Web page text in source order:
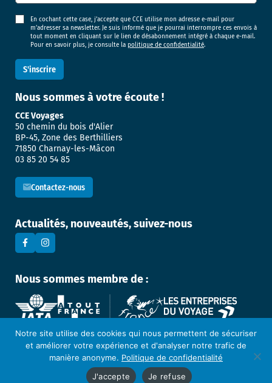
En cochant cette case, j’accepte que CCE utilise mon adresse e-mail pour
m’adresser sa newsletter. Je suis informé que je pourrai interrompre ces envois à
tout moment en cliquant sur le lien de désabonnement intégré à chaque e-mail.
Pour en savoir plus, je consulte la politique de confidentialité.
Nous sommesà votre écoute !
CCE Voyages
50 chemin du bois d'Alier
BP-45, Zone des Berthilliers
71850 Charnay-les-Mâcon
03 85 20 54 85
Contactez-nous
Actualités, nouveautés, suivez-nous
Nous sommes membre de :
Mentions légales
Politique de confidentialité
Notre site utilise des cookies qui nous permettent de sécuriser
et améliorer votre expérience et d'analyser notre trafic de
manière anonyme. Politique de confidentialité
J'accepte
Je refuse